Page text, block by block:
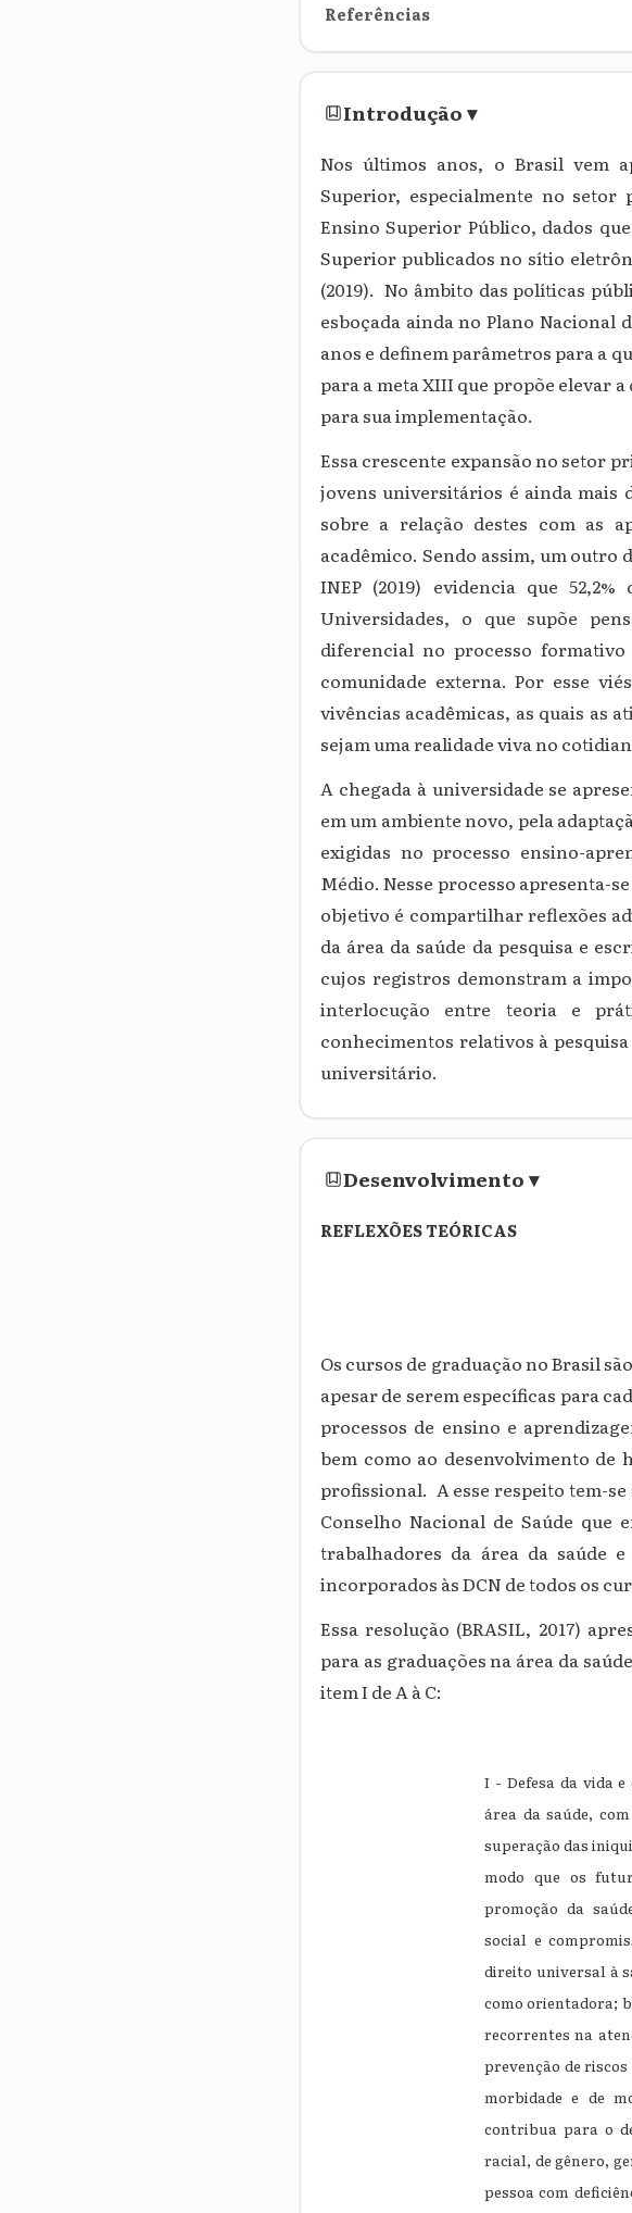
Referências
Introdução▾
Nos últimos anos, o Brasil vem
Superior, especialmente no setor
Ensino Superior Público, dados
Superior publicados no sítio
(2019). No âmbito das políticas
esboçada ainda no Plano Nacional
anos e definem parâmetros para a
para a meta XIII que propõe elevar
para sua implementação.
Essa crescente expansão no setor
jovens universitários é ainda mais
sobre a relação destes com as
acadêmico. Sendo assim, um outro
INEP (2019) evidencia que
Universidades, o que supõe
diferencial no processo
comunidade externa. Por esse
vivências acadêmicas, as quais as
sejam uma realidade viva no
A chegada à universidade se
em um ambiente novo, pela
exigidas no processo ensino-
Médio. Nesse processo apresenta-
objetivo é compartilharreflexões
da área da saúde da pesquisa e
cujos registros demonstram a
interlocução entre teoria e
conhecimentos relativos à
universitário.
Desenvolvimento▾
REFLEXÕES TEÓRICAS
Os cursos de graduação no Brasil
apesar de serem específicas para
processos de ensino e
bem como ao desenvolvimento de
profissional. A esse respeito tem-se
Conselho Nacional de Saúde
trabalhadores da área da saúde
incorporados às DCN de todos os
Essa resolução (BRASIL, 2017)
para as graduações na área da
item I de A à C:
I - Defesa da vida
área da saúde,
superação das
modo que os
promoção da
social e
direito universal à
como orientadora;
recorrentes na
prevenção de
morbidade e de
contribua para o
racial, de gênero,
pessoa com